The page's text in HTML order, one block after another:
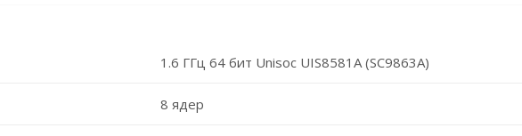
1.6 ГГц 64 бит Unisoc UIS8581A (SC9863A)
8 ядер